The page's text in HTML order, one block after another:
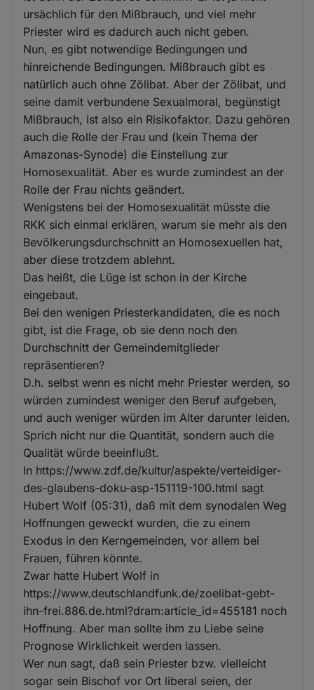
ursächlich für den Mißbrauch, und viel mehr
Priester wird es dadurch auch nicht geben.
Nun, es gibt notwendige Bedingungen und
hinreichende Bedingungen. Mißbrauch gibt es
natürlich auch ohne Zölibat. Aber der Zölibat, und
seine damit verbundene Sexualmoral, begünstigt
Mißbrauch, ist also ein Risikofaktor. Dazu gehören
auch die Rolle der Frau und (kein Thema der
Amazonas-Synode) die Einstellung zur
Homosexualität. Aber es wurde zumindest an der
Rolle der Frau nichts geändert.
Wenigstens bei der Homosexualität müsste die
RKK sich einmal erklären, warum sie mehr als den
Bevölkerungsdurchschnitt an Homosexuellen hat,
aber diese trotzdem ablehnt.
Das heißt, die Lüge ist schon in der Kirche
eingebaut.
Bei den wenigen Priesterkandidaten, die es noch
gibt, ist die Frage, ob sie denn noch den
Durchschnitt der Gemeindemitglieder
repräsentieren?
D.h. selbst wenn es nicht mehr Priester werden, so
würden zumindest weniger den Beruf aufgeben,
und auch weniger würden im Alter darunter leiden.
Sprich nicht nur die Quantität, sondern auch die
Qualität würde beeinflußt.
In https://www.zdf.de/kultur/aspekte/verteidiger-
des-glaubens-doku-asp-151119-100.html sagt
Hubert Wolf (05:31), daß mit dem synodalen Weg
Hoffnungen geweckt wurden, die zu einem
Exodus in den Kerngemeinden, vor allem bei
Frauen, führen könnte.
Zwar hatte Hubert Wolf in
https://www.deutschlandfunk.de/zoelibat-gebt-
ihn-frei.886.de.html?dram:article_id=455181 noch
Hoffnung. Aber man sollte ihm zu Liebe seine
Prognose Wirklichkeit werden lassen.
Wer nun sagt, daß sein Priester bzw. vielleicht
sogar sein Bischof vor Ort liberal seien, der